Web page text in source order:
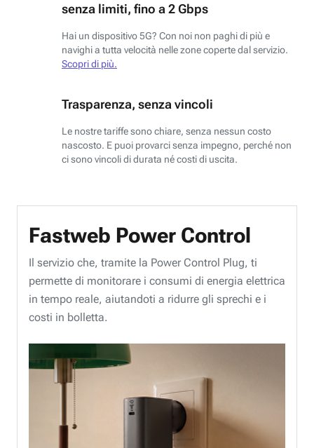
senza limiti, fino a 2 Gbps
Hai un dispositivo 5G? Con noi non paghi di più e
navighi a tutta velocità nelle zone coperte dal servizio.
Scopri di più.
Trasparenza, senza vincoli
Le nostre tariffe sono chiare, senza nessun costo
nascosto. E puoi provarci senza impegno, perché non
ci sono vincoli di durata né costi di uscita.
Fastweb Power Control
Il servizio che, tramite la Power Control Plug, ti
permette di monitorare i consumi di energia elettrica
in tempo reale, aiutandoti a ridurre gli sprechi e i
costi in bolletta.